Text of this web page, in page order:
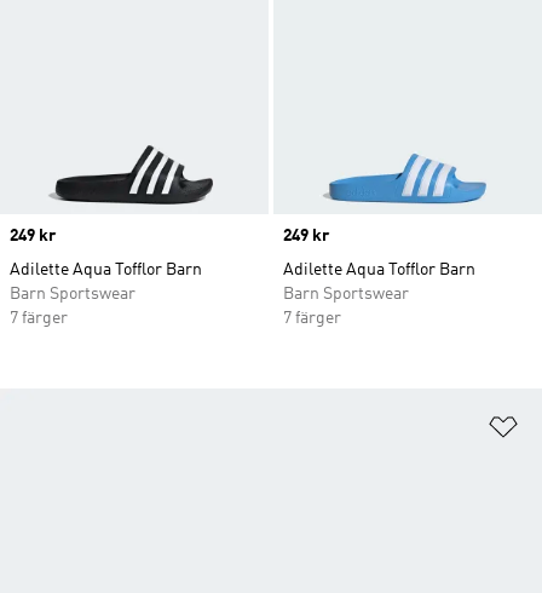
Price
249 kr
Adilette Aqua Tofflor Barn
Barn Sportswear
7 färger
Price
249 kr
Adilette Aqua Tofflor Barn
Barn Sportswear
7 färger